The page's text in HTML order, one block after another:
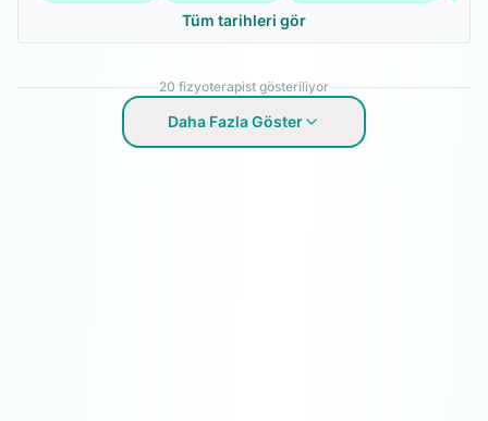
Tüm tarihleri gör
20 fizyoterapist gösteriliyor
Daha Fazla Göster